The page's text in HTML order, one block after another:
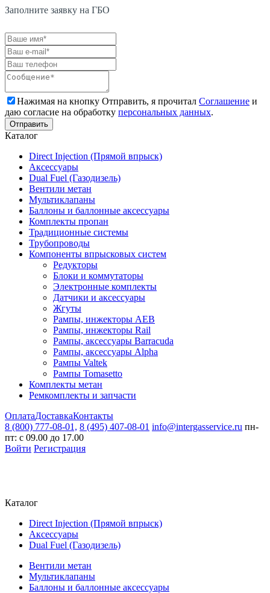
Заполните заявку на ГБО
Нажимая на кнопку Отправить, я прочитал Соглашение и
даю согласие на обработку персональных данных.
Каталог
Direct Injection (Прямой впрыск)
Аксессуары
Dual Fuel (Газодизель)
Вентили метан
Мультиклапаны
Баллоны и баллонные аксессуары
Комплекты пропан
Традиционные системы
Трубопроводы
Компоненты впрысковых систем
Редукторы
Блоки и коммутаторы
Электронные комплекты
Датчики и аксессуары
Жгуты
Рампы, инжекторы AEB
Рампы, инжекторы Rail
Рампы, аксессуары Barracuda
Рампы, аксессуары Alpha
Рампы Valtek
Рампы Tomasetto
Комплекты метан
Ремкомплекты и запчасти
ОплатаДоставкаКонтакты
8 (800) 777-08-01, 8 (495) 407-08-01 info@intergasservice.ru пн-
пт: с 09.00 до 17.00
Войти Регистрация
Каталог
Direct Injection (Прямой впрыск)
Аксессуары
Dual Fuel (Газодизель)
Вентили метан
Мультиклапаны
Баллоны и баллонные аксессуары